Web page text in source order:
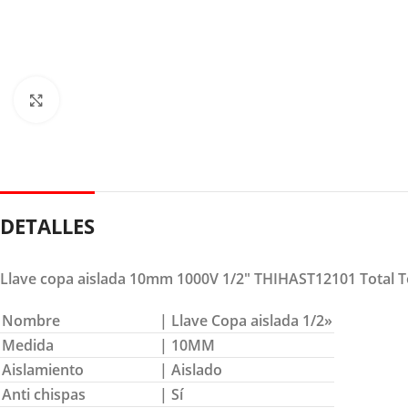
DETALLES
Llave copa aislada 10mm 1000V 1/2″ THIHAST12101 Total
Nombre
| Llave Copa aislada 1/2»
Medida
| 10MM
Aislamiento
| Aislado
Anti chispas
| Sí